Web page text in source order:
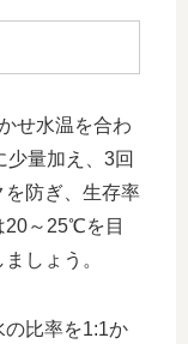
せ水温を合わ
量加え、3回
防ぎ、生存率
20～25℃を目
しょう。
比率を1:1か